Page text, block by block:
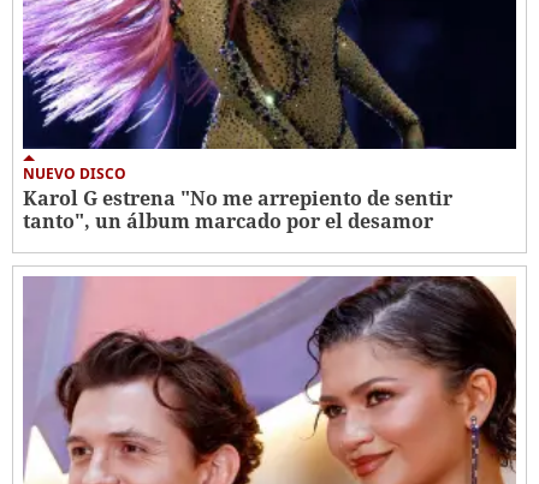
NUEVO DISCO
Karol G estrena "No me arrepiento de sentir
tanto", un álbum marcado por el desamor